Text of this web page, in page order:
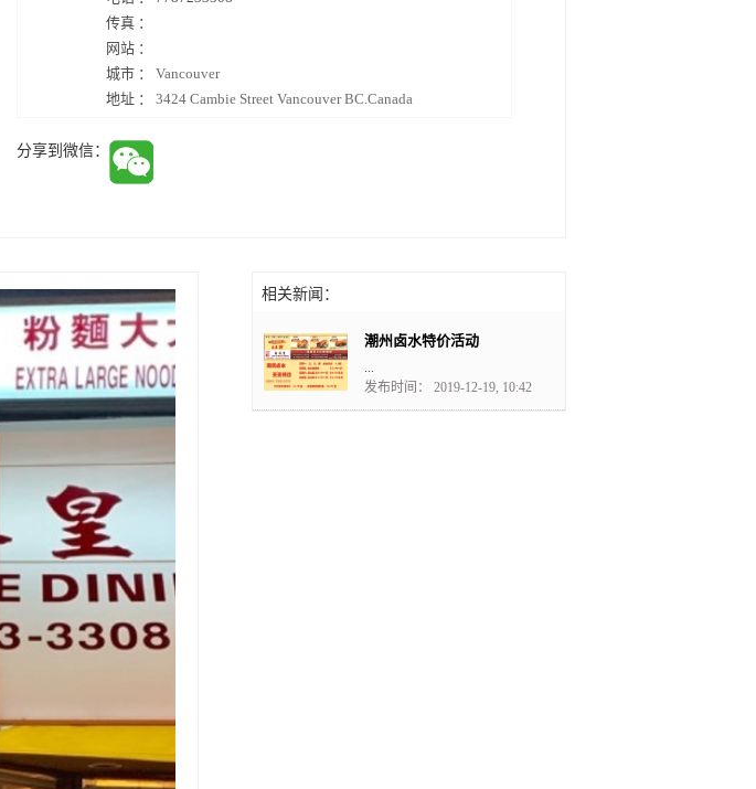
传真 ：
网站 ：
城市 ： Vancouver
地址 ： 3424 Cambie Street Vancouver BC.Canada
分享到微信：
相关新闻：
潮州卤水特价活动
...
发布时间： 2019-12-19, 10:42